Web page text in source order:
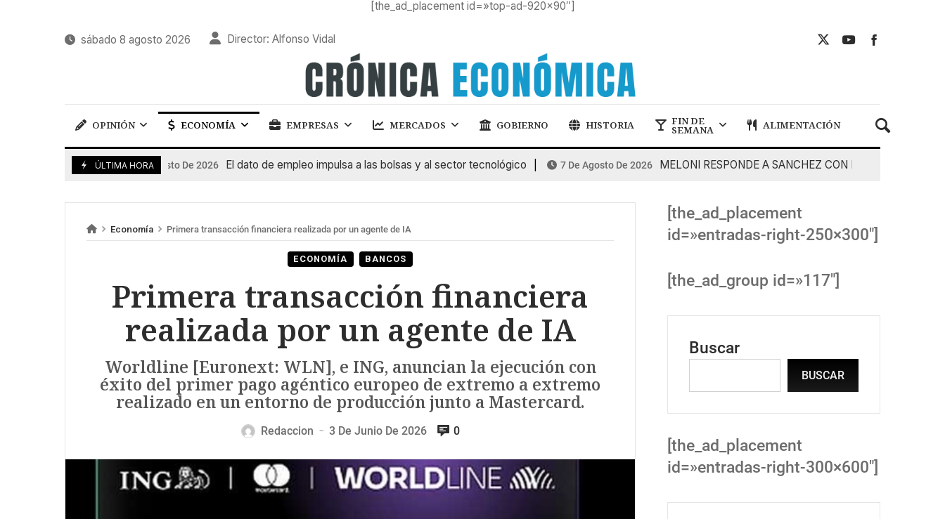
[the_ad_placement id=»top-ad-920×90″]
sábado 8 agosto 2026 Director: Alfonso Vidal
OPINIÓN ECONOMÍA EMPRESAS MERCADOS GOBIERNO HISTORIA FIN DE
SEMANA ALIMENTACIÓN
ÚLTIMA HORA
7 De Agosto De 2026 El dato de empleo impulsa a las bolsas y al sector tecnológico 7 De Agosto De 2026 MELONI RESPONDE A SANCHEZ CON DUREZA
Economía Primera transacción financiera realizada por un agente de IA
ECONOMÍA BANCOS
Primera transacción financiera
realizada por un agente de IA
Worldline [Euronext: WLN], e ING, anuncian la ejecución con
éxito del primer pago agéntico europeo de extremo a extremo
realizado en un entorno de producción junto a Mastercard.
Redaccion — 3 De Junio De 2026 0
[the_ad_placement
id=»entradas-right-250×300″]
[the_ad_group id=»117″]
Buscar
BUSCAR
[the_ad_placement
id=»entradas-right-300×600″]